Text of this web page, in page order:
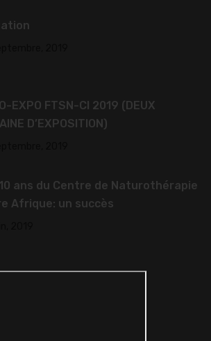
EXPO FTSN-CI 2019 (DEUX
D’EXPOSITION)
ans du Centre de Naturothérapie
Afrique: un succès